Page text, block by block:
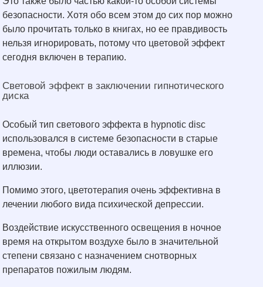
безопасности. Хотя обо всем этом до сих пор можно
было прочитать только в книгах, но ее правдивость
нельзя игнорировать, потому что цветовой эффект
сегодня включен в терапию.
Световой эффект в заключении гипнотического
диска
Особый тип светового эффекта в hypnotic disc
использовался в системе безопасности в старые
времена, чтобы люди оставались в ловушке его
иллюзии.
Помимо этого, цветотерапия очень эффективна в
лечении любого вида психической депрессии.
Воздействие искусственного освещения в ночное
время на открытом воздухе было в значительной
степени связано с назначением снотворных
препаратов пожилым людям.